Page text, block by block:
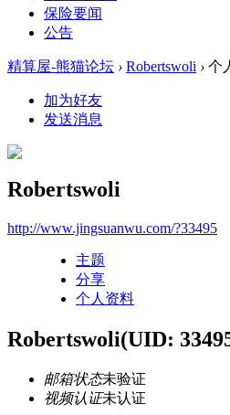
保险要闻
公告
精算屋-熊猫论坛 › Robertswoli › 个
加为好友
发送消息
Robertswoli
http://www.jingsuanwu.com/?33495
主题
分享
个人资料
Robertswoli(UID:
邮箱状态未验证
视频认证未认证